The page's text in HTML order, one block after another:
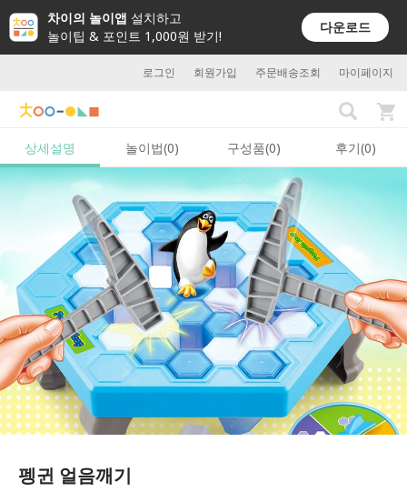
차이의 놀이앱 설치하고
놀이팁 & 포인트 1,000원 받기!
다운로드
로그인 회원가입 주문배송조회 마이페이지
상세설명 놀이법(0) 구성품(0) 후기(0)
펭귄 얼음깨기